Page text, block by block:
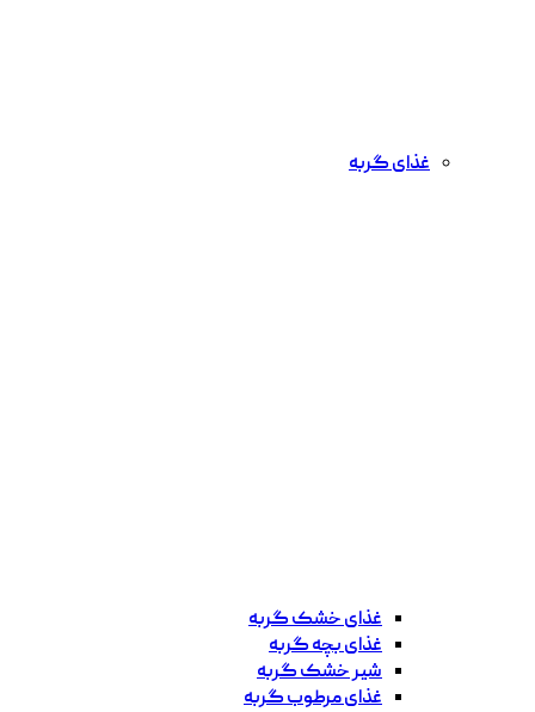
غذای گربه
غذای خشک گربه
غذای بچه گربه
شیر خشک گربه
غذای مرطوب گربه